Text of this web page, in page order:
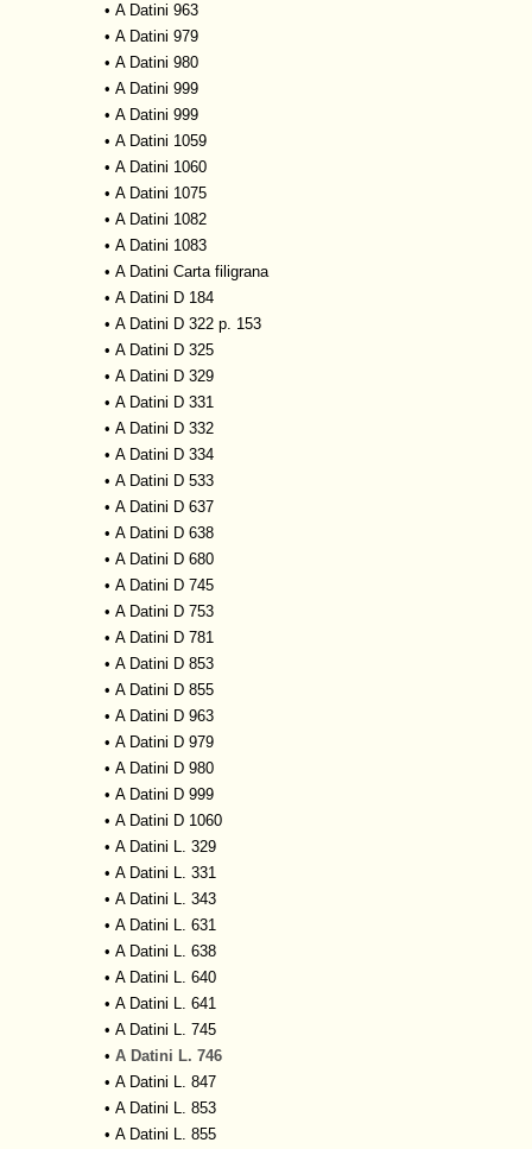
• A Datini 963
• A Datini 979
• A Datini 980
• A Datini 999
• A Datini 999
• A Datini 1059
• A Datini 1060
• A Datini 1075
• A Datini 1082
• A Datini 1083
• A Datini Carta filigrana
• A Datini D 184
• A Datini D 322 p. 153
• A Datini D 325
• A Datini D 329
• A Datini D 331
• A Datini D 332
• A Datini D 334
• A Datini D 533
• A Datini D 637
• A Datini D 638
• A Datini D 680
• A Datini D 745
• A Datini D 753
• A Datini D 781
• A Datini D 853
• A Datini D 855
• A Datini D 963
• A Datini D 979
• A Datini D 980
• A Datini D 999
• A Datini D 1060
• A Datini L. 329
• A Datini L. 331
• A Datini L. 343
• A Datini L. 631
• A Datini L. 638
• A Datini L. 640
• A Datini L. 641
• A Datini L. 745
• A Datini L. 746
• A Datini L. 847
• A Datini L. 853
• A Datini L. 855